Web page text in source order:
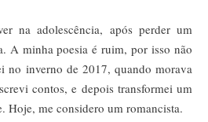
na adolescência, após perder um
A minha poesia é ruim, por isso não
no inverno de 2017, quando morava
contos, e depois transformei um
Hoje, me considero um romancista.